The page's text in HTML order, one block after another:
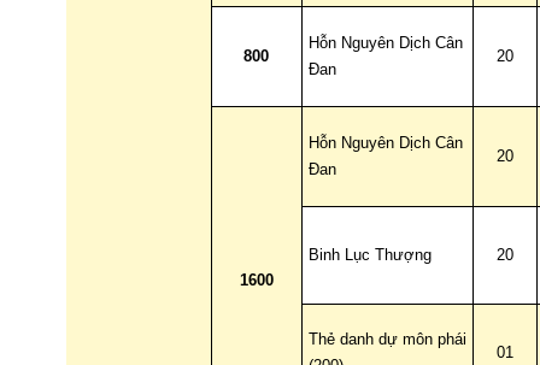
800
Hỗn Nguyên Dịch Cân
Đan
20
1600
Hỗn Nguyên Dịch Cân
Đan
20
Binh Lục Thượng 20
Thẻ danh dự môn phái
01